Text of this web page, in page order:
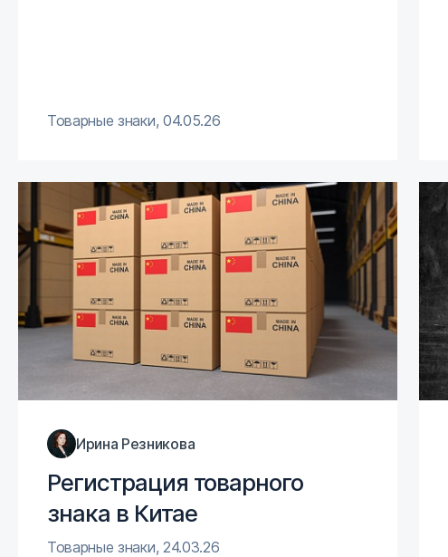
Товарные знаки, 04.05.26
Регистрация товарного
знака в Китае
Ирина Резникова
Товарные знаки, 24.03.26